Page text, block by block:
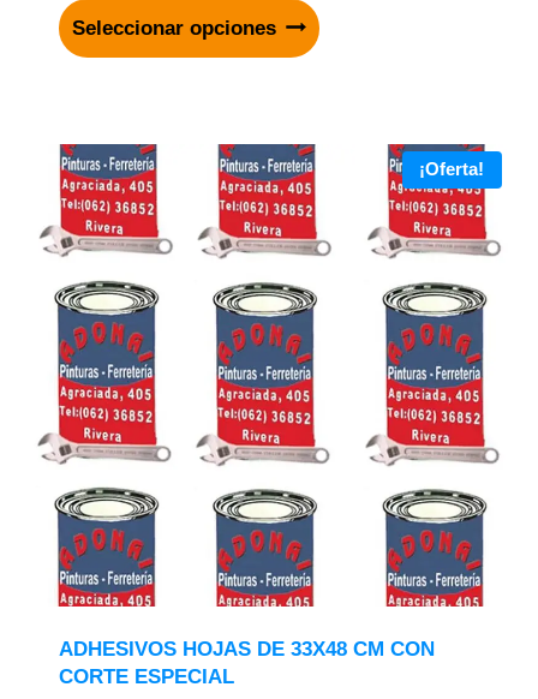
Seleccionar opciones
¡Oferta!
ADHESIVOS HOJAS DE 33X48 CM CON
CORTE ESPECIAL